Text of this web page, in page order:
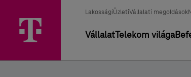
térképek,
terjeszkedési
Üzletág
LakosságiÜzletiVállalati megoldások
Elsődleges
VállalatTelekom világa